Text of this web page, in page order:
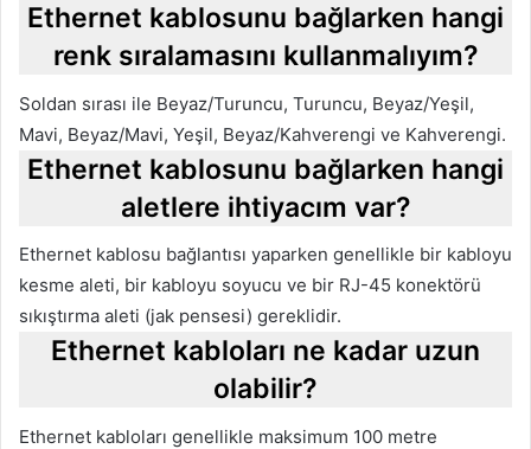
Ethernet kablosunu bağlarken hangi
renk sıralamasını kullanmalıyım?
Soldan sırası ile Beyaz/Turuncu, Turuncu, Beyaz/Yeşil,
Mavi, Beyaz/Mavi, Yeşil, Beyaz/Kahverengi ve Kahverengi.
Ethernet kablosunu bağlarken hangi
aletlere ihtiyacım var?
Ethernet kablosu bağlantısı yaparken genellikle bir kabloyu
kesme aleti, bir kabloyu soyucu ve bir RJ-45 konektörü
sıkıştırma aleti (jak pensesi) gereklidir.
Ethernet kabloları ne kadar uzun
olabilir?
Ethernet kabloları genellikle maksimum 100 metre